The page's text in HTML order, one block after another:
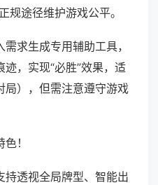
规途径维护游戏公平。
求生成专用辅助工具，
，实现“必胜”效果，适
局），但需注意遵守游戏
！
持透视全局牌型、智能出